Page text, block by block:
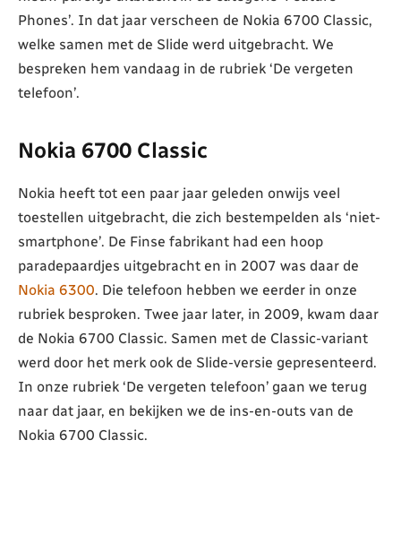
Phones’. In dat jaar verscheen de Nokia 6700 Classic,
welke samen met de Slide werd uitgebracht. We
bespreken hem vandaag in de rubriek ‘De vergeten
telefoon’.
Nokia 6700 Classic
Nokia heeft tot een paar jaar geleden onwijs veel
toestellen uitgebracht, die zich bestempelden als ‘niet-
smartphone’. De Finse fabrikant had een hoop
paradepaardjes uitgebracht en in 2007 was daar de
Nokia 6300. Die telefoon hebben we eerder in onze
rubriek besproken. Twee jaar later, in 2009, kwam daar
de Nokia 6700 Classic. Samen met de Classic-variant
werd door het merk ook de Slide-versie gepresenteerd.
In onze rubriek ‘De vergeten telefoon’ gaan we terug
naar dat jaar, en bekijken we de ins-en-outs van de
Nokia 6700 Classic.